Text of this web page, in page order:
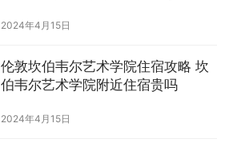
2024年4月15日
伦敦坎伯韦尔艺术学院住宿攻略 坎
伯韦尔艺术学院附近住宿贵吗
2024年4月15日